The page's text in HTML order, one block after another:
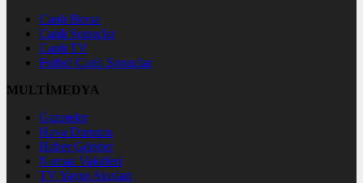
Canlı Borsa
Canlı Sonuçlar
Canlı TV
Futbol Canlı Sonuçlar
MULTİMEDYA
Gazeteler
Hava Durumu
Haber Gönder
Namaz Vakitleri
TV Yayın Akışları